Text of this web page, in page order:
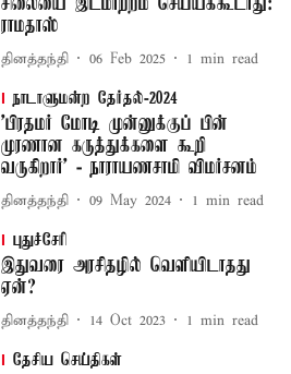
சிலையை இடமாற்றம் செய்யக்கூடாது:
ராமதாஸ்
தினத்தந்தி 06 Feb 2025 1 min read
நாடாளுமன்ற தேர்தல்-2024
'பிரதமர் மோடி முன்னுக்குப் பின்
முரணான கருத்துக்களை கூறி
வருகிறார்' - நாராயணசாமி விமர்சனம்
தினத்தந்தி 09 May 2024 1 min read
புதுச்சேரி
இதுவரை அரசிதழில் வெளியிடாதது
ஏன்?
தினத்தந்தி 14 Oct 2023 1 min read
தேசிய செய்திகள்